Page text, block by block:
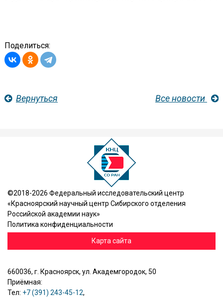
Поделиться:
Вернуться Все новости
©2018-2026 Федеральный исследовательский центр
«Красноярский научный центр Сибирского отделения
Российской академии наук»
Политика конфиденциальности
Карта сайта
660036, г. Красноярск, ул. Академгородок, 50
Приёмная:
Тел: +7 (391) 243-45-12,